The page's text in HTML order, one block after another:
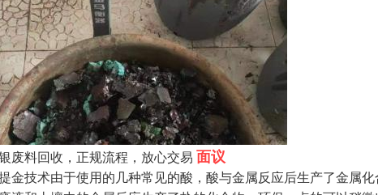
废料回收，正规流程，放心交易 面议
金技术由于使用的几种常见的酸，酸与金属反应后生产了金属